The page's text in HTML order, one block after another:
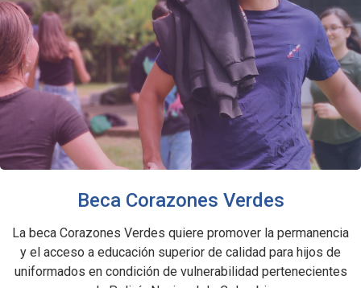
Beca Corazones Verdes
La beca Corazones Verdes quiere promover la permanencia
y el acceso a educación superior de calidad para hijos de
uniformados en condición de vulnerabilidad pertenecientes